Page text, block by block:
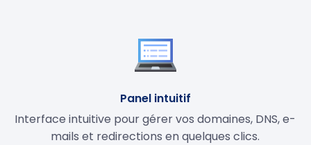
Panel intuitif
Interface intuitive pour gérer vos domaines, DNS, e-
mails et redirections en quelques clics.